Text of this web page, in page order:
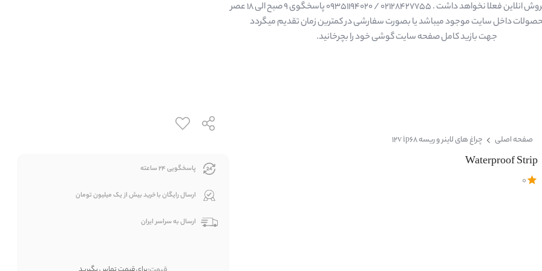
نخواهد داشت . 02128427755 / 09351194020 پاسخگوی 9 صبح الی 18 عصر
داخل سایت موجود میباشد یا بصورت سفارشی در کمترین زمان تقدیم میگردد
جهت بازید کامل صفحه سایت گوشی خود را بچرخانید.
صفحه اصلی چراغ های لاینر و ریسه 12v ip68
Waterproof Strip
0
پاسخگویی 24 ساعته
ارسال رایگان با خرید بیش از یک میلیون تومان
ارسال به سراسر ایران